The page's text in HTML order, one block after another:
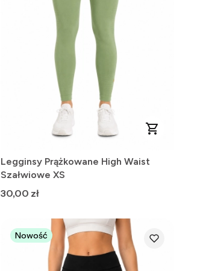
Legginsy Prążkowane High Waist
Szałwiowe XS
Cena
30,00 zł
Nowość